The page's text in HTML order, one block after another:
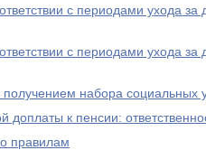
с периодами ухода за
с периодами ухода за
набора социальных
доплаты к пенсии:
правилам